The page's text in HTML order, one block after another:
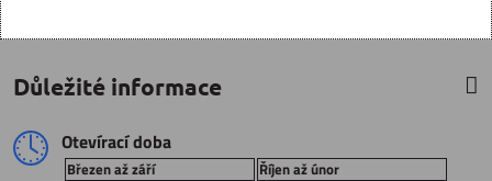
Důležité informace
Otevírací doba
Březen až září
Říjen až únor